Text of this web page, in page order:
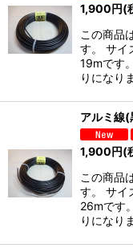
1,900円(
この商品
す。 サイ
19mです
りになり
アルミ線
1,900円(
この商品
す。 サイ
26mです
りになり